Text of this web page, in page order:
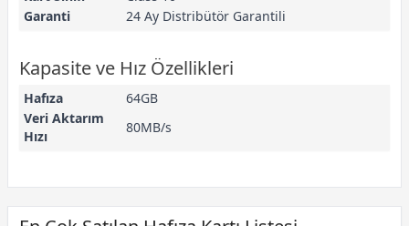
Garanti
24 Ay Distribütör Garantili
Kapasite ve Hız Özellikleri
Hafıza
64GB
Veri Aktarım
Hızı
80MB/s